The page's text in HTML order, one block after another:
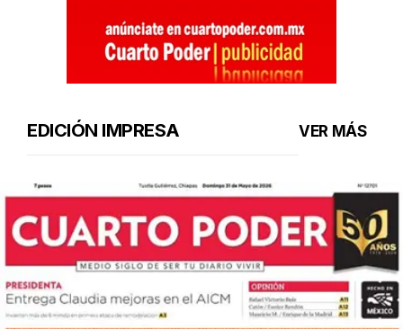
EDICIÓN IMPRESA VER MÁS